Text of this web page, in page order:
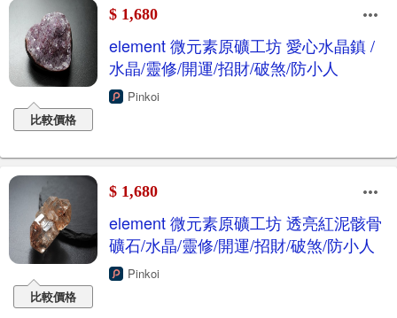
比較價格
$ 1,680
element 微元素原礦工坊 愛心水晶鎮 /
水晶/靈修/開運/招財/破煞/防小人
Pinkoi
比較價格
$ 1,680
element 微元素原礦工坊 透亮紅泥骸骨
礦石/水晶/靈修/開運/招財/破煞/防小人
Pinkoi